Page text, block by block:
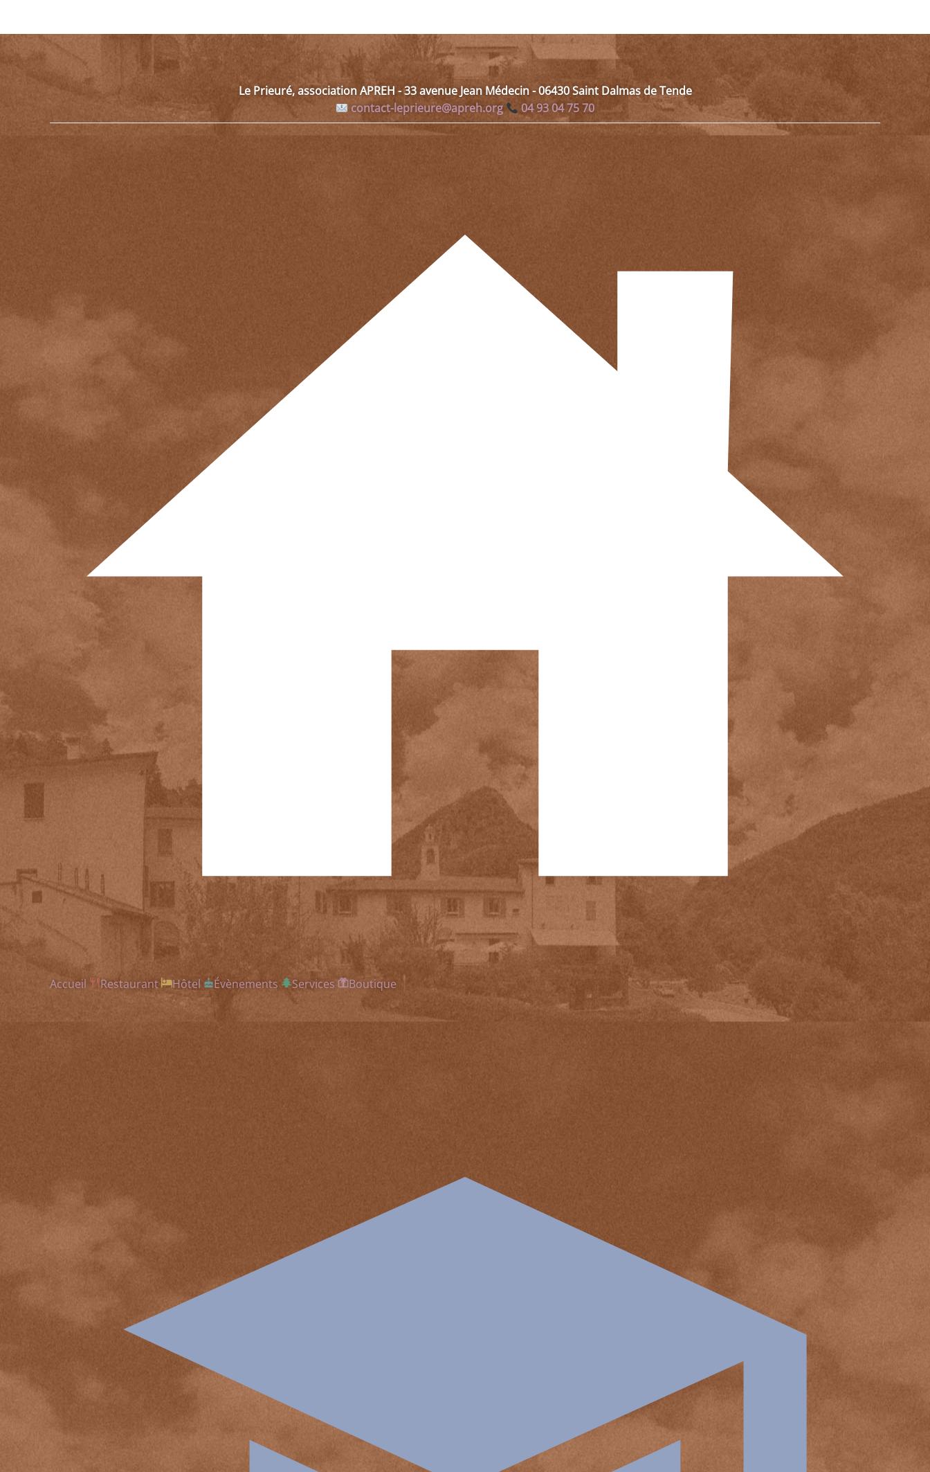
Le Prieuré, association APREH - 33 avenue Jean Médecin - 06430 Saint Dalmas de Tende
contact-leprieure@apreh.org
04 93 04 75 70
Accueil Restaurant Hôtel Évènements Services Boutique